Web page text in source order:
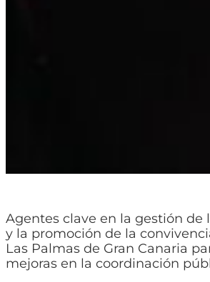
Agentes clave en la gestión de
y la promoción de la
Las Palmas de Gran Canaria
mejoras en la coordinación